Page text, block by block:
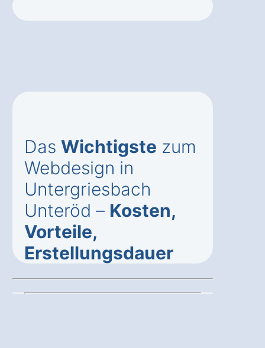
Das Wichtigste zum
Webdesign in
Untergriesbach
Unteröd – Kosten,
Vorteile,
Erstellungsdauer